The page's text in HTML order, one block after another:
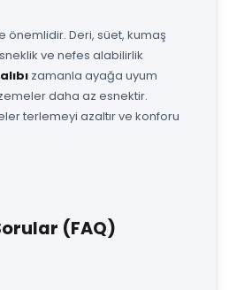
önemlidir. Deri, süet, kumaş
ve nefes alabilirlik
zamanla ayağa uyum
daha az esnektir.
terlemeyi azaltır ve konforu
(FAQ)